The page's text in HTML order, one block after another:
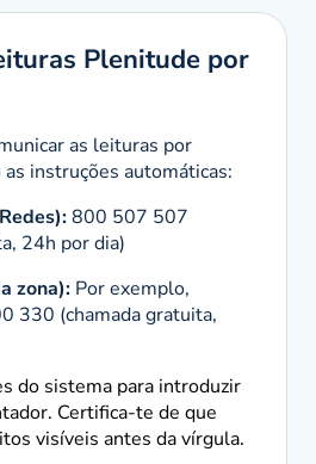
Plenitude por
as leituras por
instruções automáticas:
800 507 507
24h por dia)
zona): Por exemplo,
330 (chamada gratuita,
do sistema para introduzir
Certifica-te de que
visíveis antes da vírgula.